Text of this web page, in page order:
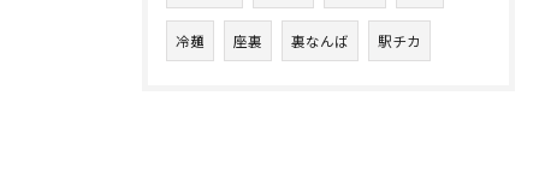
冷麺 座裏 裏なんば 駅チカ